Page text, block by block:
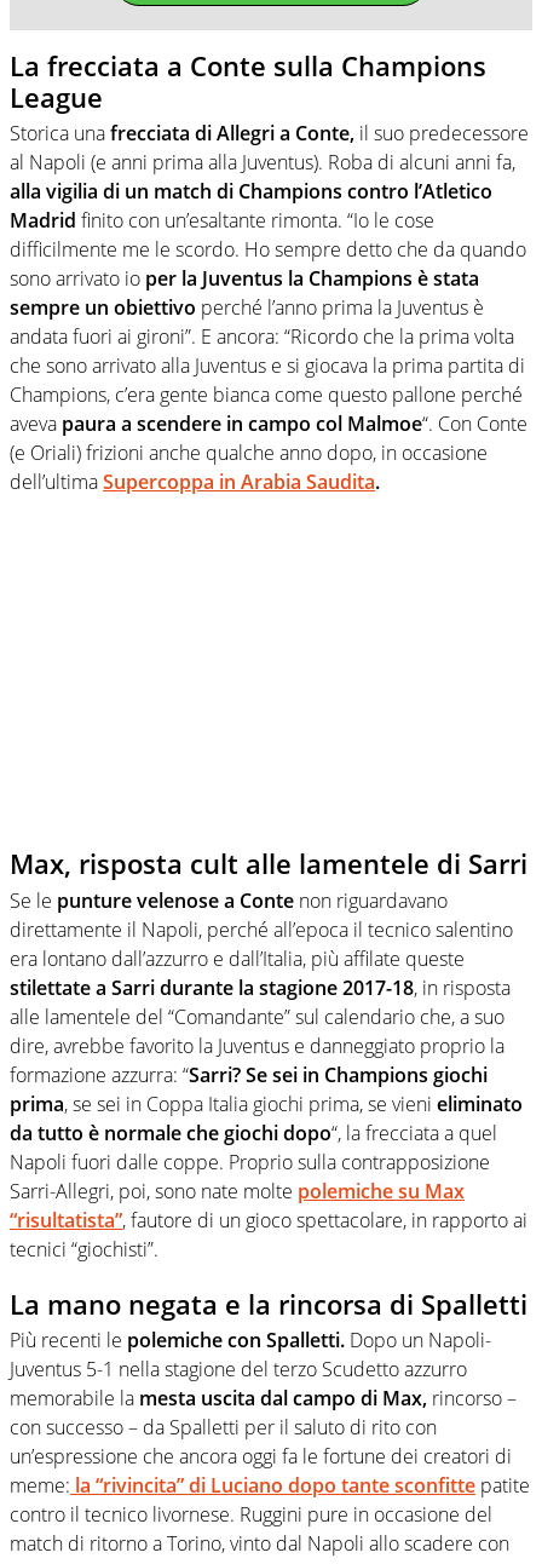
La frecciata a Conte sulla Champions
League
Storica unafrecciata di Allegri a Conte, il suo predecessore
al Napoli (e anni prima alla Juventus). Roba di alcuni anni fa,
alla vigilia di un match di Champions contro l’Atletico
Madrid finito con un’esaltante rimonta. “Io le cose
difficilmente me le scordo. Ho sempre detto che da quando
sono arrivato io per la Juventus la Champions è stata
sempre un obiettivo perché l’anno prima la Juventus è
andata fuori ai gironi”. E ancora: “Ricordo che la prima volta
che sono arrivato alla Juventus e si giocava la prima partita di
Champions, c’era gente bianca come questo pallone perché
aveva paura a scendere in campo col Malmoe“. Con Conte
(e Oriali) frizioni anche qualche anno dopo, in occasione
dell’ultimaSupercoppa in Arabia Saudita.
Max, risposta cult alle lamentele di Sarri
Se le punture velenose a Conte non riguardavano
direttamente il Napoli, perché all’epoca il tecnico salentino
era lontano dall’azzurro e dall’Italia, più affilate queste
stilettate a Sarri durante la stagione 2017-18, in risposta
alle lamentele del “Comandante” sul calendario che, a suo
dire, avrebbe favorito la Juventus e danneggiato proprio la
formazione azzurra: “Sarri? Se sei in Champions giochi
prima, se sei in Coppa Italia giochi prima, se vieni eliminato
da tutto è normale che giochi dopo“, la frecciata a quel
Napoli fuori dalle coppe. Proprio sulla contrapposizione
Sarri-Allegri, poi, sono nate molte polemiche su Max
“risultatista”, fautore di un gioco spettacolare, in rapporto ai
tecnici “giochisti”.
La mano negata e la rincorsa di Spalletti
Più recenti le polemiche con Spalletti. Dopo un Napoli-
Juventus 5-1 nella stagione del terzo Scudetto azzurro
memorabile la mesta uscita dal campo di Max, rincorso –
con successo – da Spalletti per il saluto di rito con
un’espressione che ancora oggi fa le fortune dei creatori di
meme: la “rivincita” di Luciano dopo tante sconfitte patite
contro il tecnico livornese. Ruggini pure in occasione del
match di ritorno a Torino, vinto dal Napoli allo scadere con